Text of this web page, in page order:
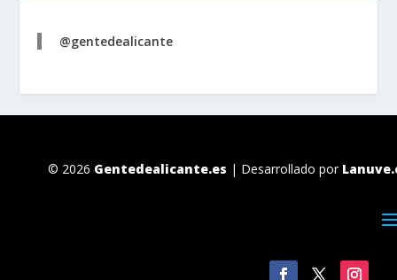
@gentedealicante
© 2026 Gentedealicante.es | Desarrollado por